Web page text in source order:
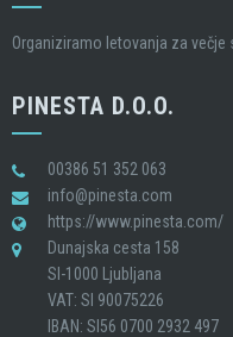
Organiziramo letovanja za večje
PINESTA D.O.O.
00386 51 352 063
info@pinesta.com
https://www.pinesta.com/
Dunajska cesta 158
SI-1000 Ljubljana
VAT: SI 90075226
IBAN: SI56 0700 2932 497